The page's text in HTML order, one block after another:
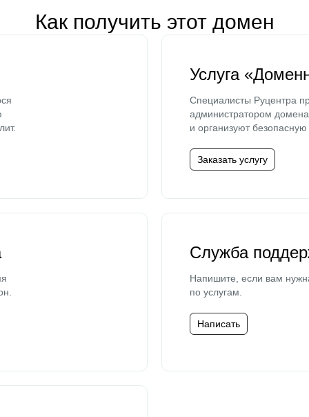
Как получить этот домен
Услуга
Специалисты Руцентра
администратором
и организуют безопасную
Заказать услугу
Служба
Напишите, если вам
по услугам.
Написать